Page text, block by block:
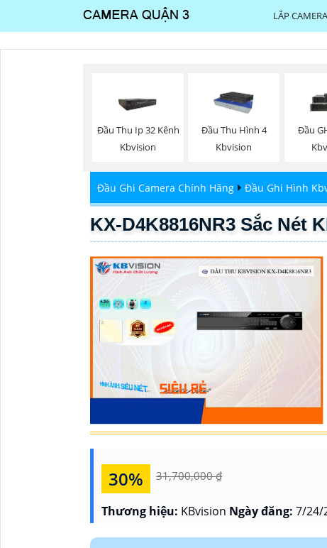
LẮP
Đầu Thu Ip 32 Kênh
Kbvision
Đầu Thu Hình 4
Kbvision
Đầu
Đầu Ghi Camera Chính Hãng Đầu Ghi Hình
KX-D4K8816NR3 Sắc Nét
30% 31,700,000 ₫
Thương hiệu: KBvision Ngày đăng: 7/24/